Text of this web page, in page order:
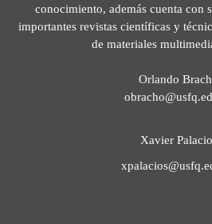
conocimiento, además cuenta con
importantes revistas científicas y
de materiales
Orlando
Xavier